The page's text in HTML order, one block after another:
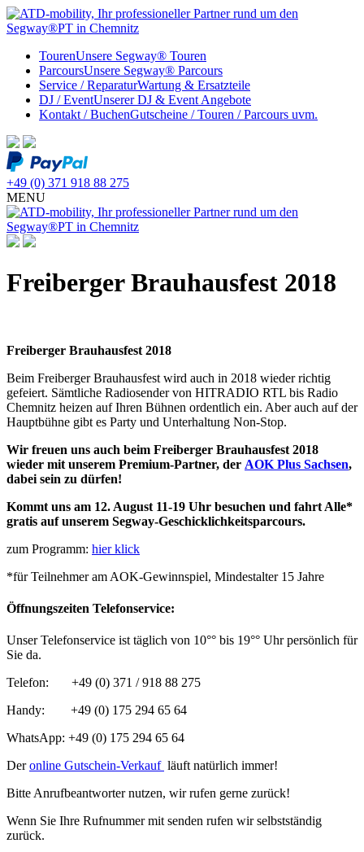
TourenUnsere Segway® Touren
ParcoursUnsere Segway® Parcours
Service / ReparaturWartung & Ersatzteile
DJ / EventUnserer DJ & Event Angebote
Kontakt / BuchenGutscheine / Touren / Parcours uvm.
+49 (0) 371 918 88 275
MENU
Freiberger Brauhausfest 2018
Freiberger Brauhausfest 2018
Beim Freiberger Brauhausfest wird auch in 2018 wieder richtig
gefeiert. Sämtliche Radiosender von HITRADIO RTL bis Radio
Chemnitz heizen auf Ihren Bühnen ordentlich ein. Aber auch auf der
Hauptbühne gibt es Party und Unterhaltung Non-Stop.
Wir freuen uns auch beim Freiberger Brauhausfest 2018
wieder mit unserem Premium-Partner, der AOK Plus Sachsen,
dabei sein zu dürfen!
Kommt uns am 12. August 11-19 Uhr besuchen und fahrt Alle*
gratis auf unserem Segway-Geschicklichkeitsparcours.
zum Programm: hier klick
*für Teilnehmer am AOK-Gewinnspiel, Mindestalter 15 Jahre
Öffnungszeiten Telefonservice:
Unser Telefonservice ist täglich von 10°° bis 19°° Uhr persönlich für
Sie da.
Telefon: +49 (0) 371 / 918 88 275
Handy: +49 (0) 175 294 65 64
WhatsApp: +49 (0) 175 294 65 64
Deronline Gutschein-Verkauf läuft natürlich immer!
Bitte Anrufbeantworter nutzen, wir rufen gerne zurück!
Wenn Sie Ihre Rufnummer mit senden rufen wir selbstständig
zurück.